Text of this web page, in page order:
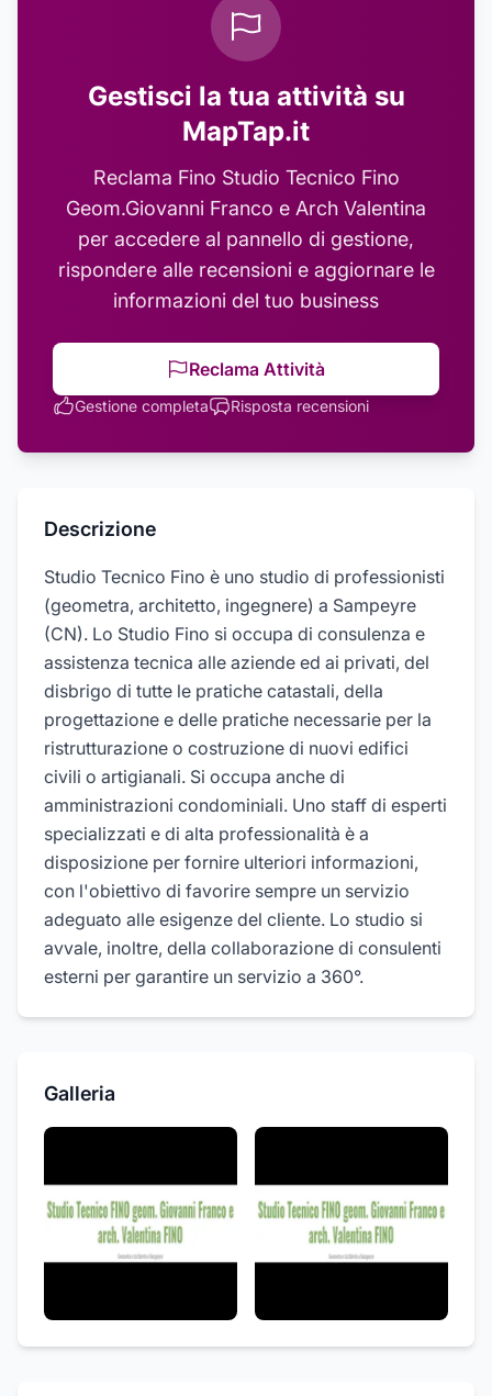
Gestisci la tua attività su
MapTap.it
Reclama Fino Studio Tecnico Fino
Geom.Giovanni Franco e Arch Valentina
per accedere al pannello di gestione,
rispondere alle recensioni e aggiornare le
informazioni del tuo business
Reclama Attività
Gestione completa Risposta recensioni
Descrizione
Studio Tecnico Fino è uno studio di professionisti
(geometra, architetto, ingegnere) a Sampeyre
(CN). Lo Studio Fino si occupa di consulenza e
assistenza tecnica alle aziende ed ai privati, del
disbrigo di tutte le pratiche catastali, della
progettazione e delle pratiche necessarie per la
ristrutturazione o costruzione di nuovi edifici
civili o artigianali. Si occupa anche di
amministrazioni condominiali. Uno staff di esperti
specializzati e di alta professionalità è a
disposizione per fornire ulteriori informazioni,
con l'obiettivo di favorire sempre un servizio
adeguato alle esigenze del cliente. Lo studio si
avvale, inoltre, della collaborazione di consulenti
esterni per garantire un servizio a 360°.
Galleria